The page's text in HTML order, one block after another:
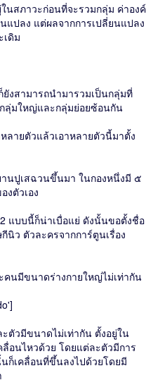
สภาวะก่อนที่จะรวมกลุ่ม ค่าองค์
แปลง แต่ผลจากการเปลี่ยนแปลง
ดิม
งสามารถนำมารวมเป็นกลุ่มที่
ลุ่มใหญ่และกลุ่มย่อยซ้อนกัน
ลายตัวแล้วเอาหลายตัวนี้มาตั้ง
านปูเสฉวนขึ้นมา ในกองหนึ่งมี ๕
ตัวเอง
แบบนี้ก็น่าเบื่อแย่ ดังนั้นขอตั้งชื่อ
นิว ตัวละครจากการ์ตูนเรื่อง
นมีขนาดร่างกายใหญ่ไม่เท่ากัน
ตัวมีขนาดไม่เท่ากัน ตั้งอยู่ใน
อนไหวด้วย โดยแต่ละตัวมีการ
ก็เคลื่อนที่ขึ้นลงไปด้วยโดยมี